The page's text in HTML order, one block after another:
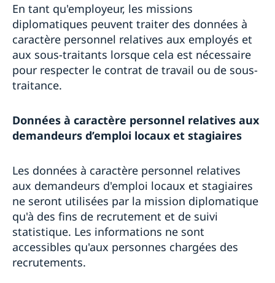
En tant qu'employeur, les missions
diplomatiques peuvent traiter des données à
caractère personnel relatives aux employés et
aux sous-traitants lorsque cela est nécessaire
pour respecter le contrat de travail ou de sous-
traitance.
Données à caractère personnel relatives aux
demandeurs d’emploi locaux et stagiaires
Les données à caractère personnel relatives
aux demandeurs d'emploi locaux et stagiaires
ne seront utilisées par la mission diplomatique
qu'à des fins de recrutement et de suivi
statistique. Les informations ne sont
accessibles qu'aux personnes chargées des
recrutements.